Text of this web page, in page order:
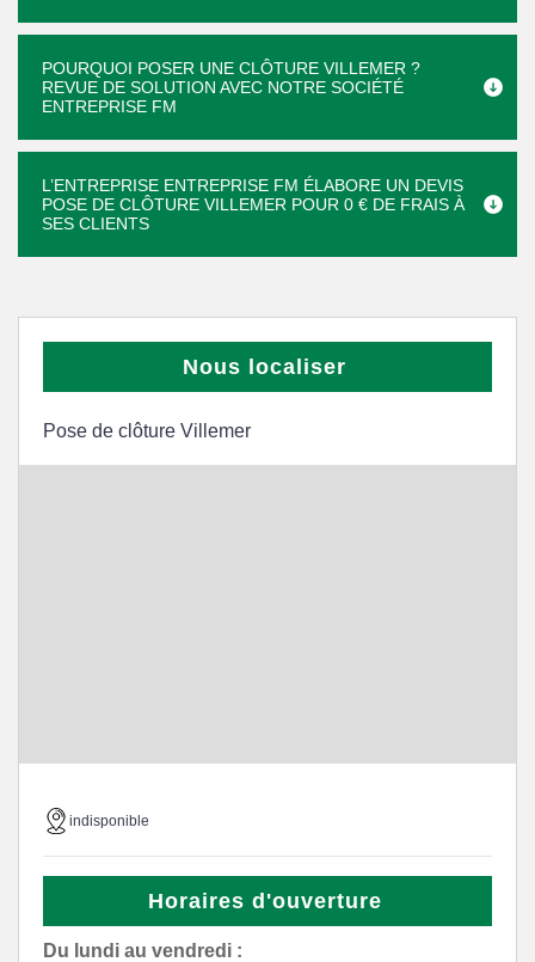
POURQUOI POSER UNE CLÔTURE VILLEMER ?
REVUE DE SOLUTION AVEC NOTRE SOCIÉTÉ
ENTREPRISE FM
L’ENTREPRISE ENTREPRISE FM ÉLABORE UN DEVIS
POSE DE CLÔTURE VILLEMER POUR 0 € DE FRAIS À
SES CLIENTS
Nous localiser
Pose de clôture Villemer
indisponible
Horaires d'ouverture
Du lundi au vendredi :